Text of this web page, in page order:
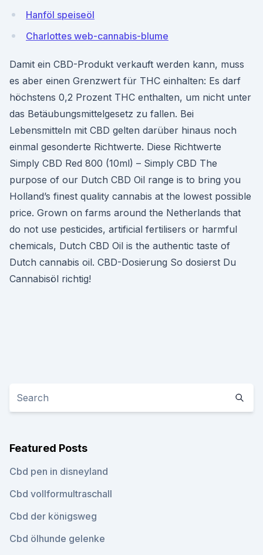
Hanföl speiseöl
Charlottes web-cannabis-blume
Damit ein CBD-Produkt verkauft werden kann, muss
es aber einen Grenzwert für THC einhalten: Es darf
höchstens 0,2 Prozent THC enthalten, um nicht unter
das Betäubungsmittelgesetz zu fallen. Bei
Lebensmitteln mit CBD gelten darüber hinaus noch
einmal gesonderte Richtwerte. Diese Richtwerte
Simply CBD Red 800 (10ml) – Simply CBD The
purpose of our Dutch CBD Oil range is to bring you
Holland’s finest quality cannabis at the lowest possible
price. Grown on farms around the Netherlands that
do not use pesticides, artificial fertilisers or harmful
chemicals, Dutch CBD Oil is the authentic taste of
Dutch cannabis oil. CBD-Dosierung So dosierst Du
Cannabisöl richtig!
Featured Posts
Cbd pen in disneyland
Cbd vollformultraschall
Cbd der königsweg
Cbd ölhunde gelenke